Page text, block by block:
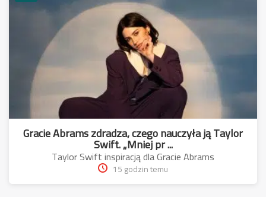
Gracie Abrams zdradza, czego nauczyła ją Taylor
Swift. „Mniej pr ...
Taylor Swift inspiracją dla Gracie Abrams
15 godzin temu